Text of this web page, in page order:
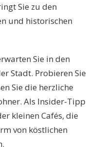
Sie zu den
und historischen
Sie in den
Stadt. Probieren Sie
Sie die herzliche
Als Insider-Tipp
kleinen Cafés, die
von köstlichen